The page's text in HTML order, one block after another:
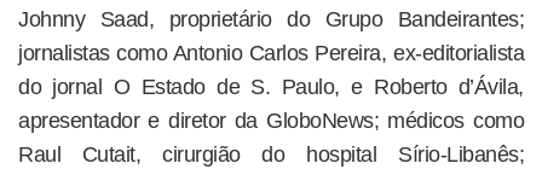
Johnny Saad, proprietário do Grupo Bandeirantes;
jornalistas como Antonio Carlos Pereira, ex-editorialista
do jornal O Estado de S. Paulo, e Roberto d’Ávila,
apresentador e diretor da GloboNews; médicos como
Raul Cutait, cirurgião do hospital Sírio-Libanês;